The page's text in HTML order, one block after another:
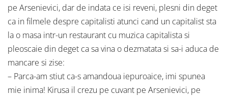
pe Arsenievici, dar de indata ce isi reveni, plesni din deget
ca in filmele despre capitalisti atunci cand un capitalist sta
la o masa intr-un restaurant cu muzica capitalista si
pleoscaie din deget ca sa vina o dezmatata si sa-i aduca de
mancare si zise:
– Parca-am stiut ca-s amandoua iepuroaice, imi spunea
mie inima! Kirusa il crezu pe cuvant pe Arsenievici, pe